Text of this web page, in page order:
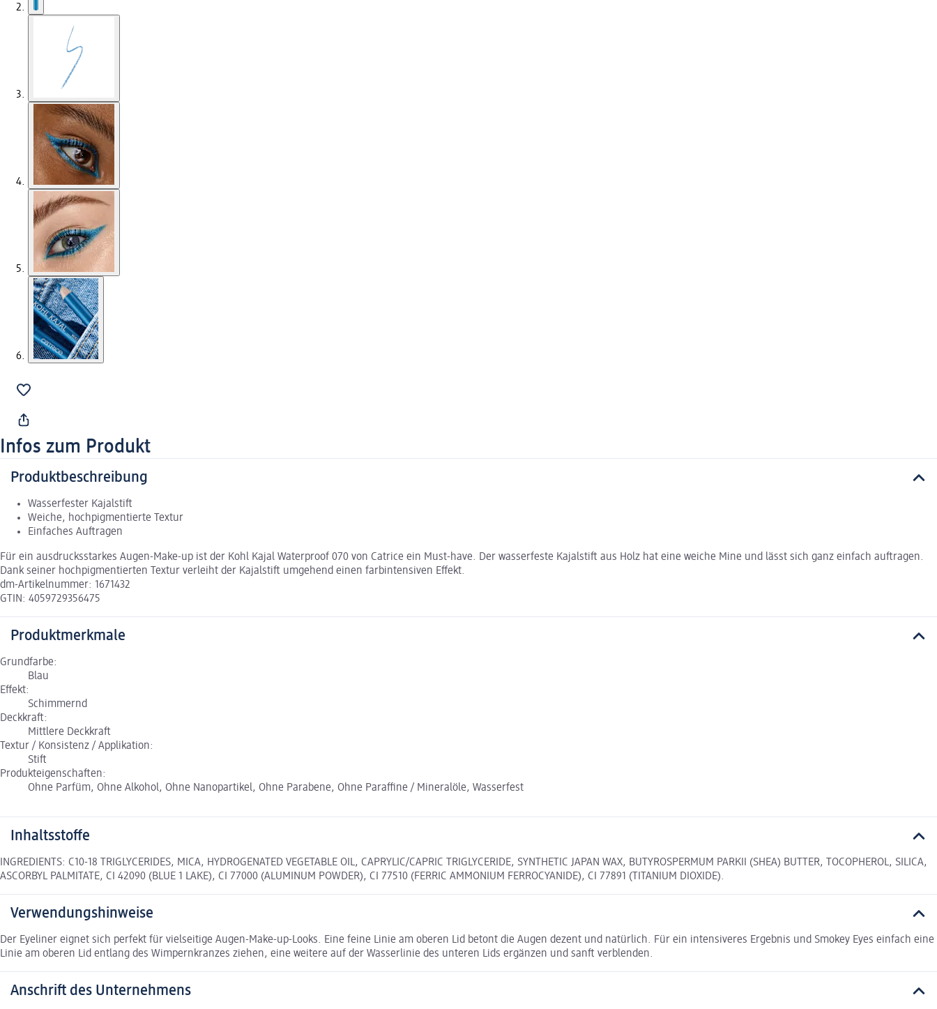
Infos zum Produkt
Produktbeschreibung
Wasserfester Kajalstift
Weiche, hochpigmentierte Textur
Einfaches Auftragen
Für ein ausdrucksstarkes Augen-Make-up ist der Kohl Kajal Waterproof 070 von Catrice ein Must-have. Der wasserfeste Kajalstift aus Holz hat eine weiche Mine und lässt sich ganz einfach auftragen.
Dank seiner hochpigmentierten Textur verleiht der Kajalstift umgehend einen farbintensiven Effekt.
dm-Artikelnummer: 1671432
GTIN: 4059729356475
Produktmerkmale
Grundfarbe:
Blau
Effekt:
Schimmernd
Deckkraft:
Mittlere Deckkraft
Textur / Konsistenz / Applikation:
Stift
Produkteigenschaften:
Ohne Parfüm, Ohne Alkohol, Ohne Nanopartikel, Ohne Parabene, Ohne Paraffine / Mineralöle, Wasserfest
Inhaltsstoffe
INGREDIENTS: C10-18 TRIGLYCERIDES, MICA, HYDROGENATED VEGETABLE OIL, CAPRYLIC/CAPRIC TRIGLYCERIDE, SYNTHETIC JAPAN WAX, BUTYROSPERMUM PARKII (SHEA) BUTTER, TOCOPHEROL, SILICA,
ASCORBYL PALMITATE, CI 42090 (BLUE 1 LAKE), CI 77000 (ALUMINUM POWDER), CI 77510 (FERRIC AMMONIUM FERROCYANIDE), CI 77891 (TITANIUM DIOXIDE).
Verwendungshinweise
Der Eyeliner eignet sich perfekt für vielseitige Augen-Make-up-Looks. Eine feine Linie am oberen Lid betont die Augen dezent und natürlich. Für ein intensiveres Ergebnis und Smokey Eyes einfach eine
Linie am oberen Lid entlang des Wimpernkranzes ziehen, eine weitere auf der Wasserlinie des unteren Lids ergänzen und sanft verblenden.
Anschrift des Unternehmens